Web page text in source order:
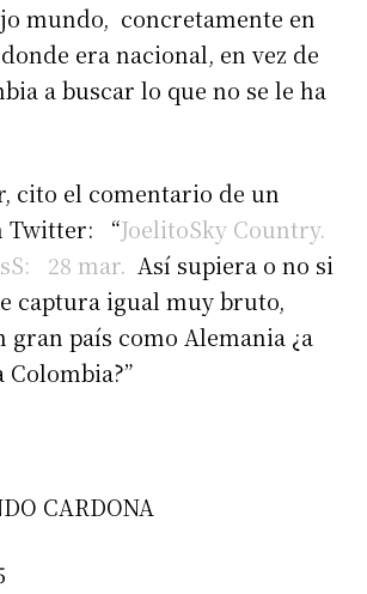
mundo, concretamente en
era nacional, en vez de
a buscar lo que no se le ha
cito el comentario de un
Twitter: “JoelitoSky Country.
28 mar. Así supiera o no si
captura igual muy bruto,
gran país como Alemania ¿a
Colombia?”
CARDONA